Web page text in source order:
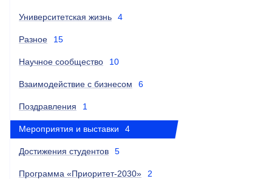
Университетская жизнь 4
Разное 15
Научное сообщество 10
Взаимодействие с бизнесом 6
Поздравления 1
Мероприятия и выставки 4
Достижения студентов 5
Программа «Приоритет-2030» 2